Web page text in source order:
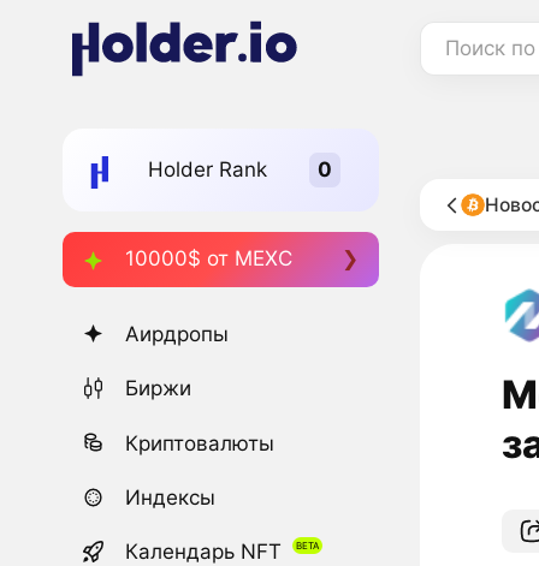
Поиск
Holder Rank
10000$ от MEXC
Аирдропы
Биржи
Криптовалюты
Индексы
Календарь NFT